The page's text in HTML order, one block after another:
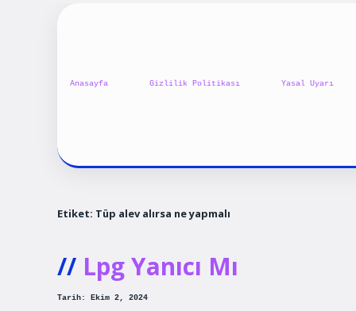
Anasayfa Gizlilik Politikası Yasal Uyarı
Etiket: Tüp alev alırsa ne yapmalı
Lpg Yanıcı Mı
Tarih: Ekim 2, 2024